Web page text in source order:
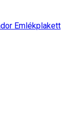
Emlékplakett